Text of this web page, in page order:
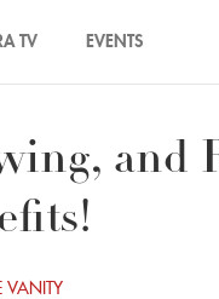
TV EVENTS
and
VANITY